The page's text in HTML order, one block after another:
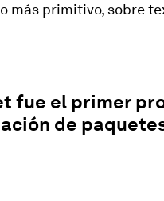
más primitivo, sobre
fue el primer
de